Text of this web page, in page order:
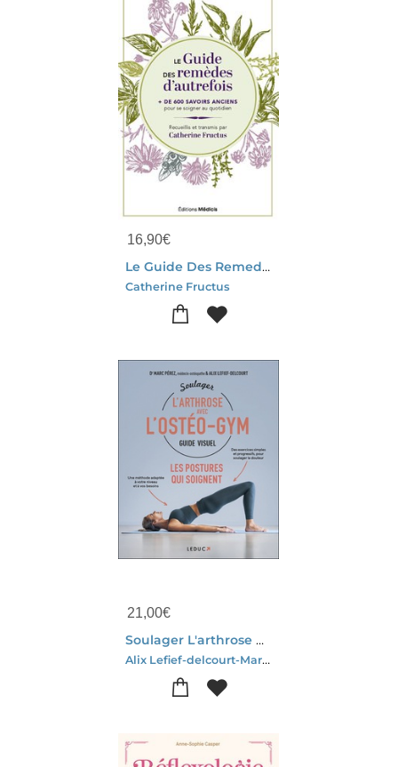
16,90€
Le Guide Des Remedes D'autrefois : + De 600 Savoirs Anciens Pour Se Soigner Au Quotidien
Catherine Fructus
21,00€
Soulager L'arthrose Avec L'osteo-gym : Les Postures Qui Soignent
Alix Lefief-delcourt-Marc Perez